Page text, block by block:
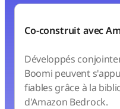
Co-construit avec
Développés
Boomi peuvent
fiables grâce à la
d'Amazon Bedrock.